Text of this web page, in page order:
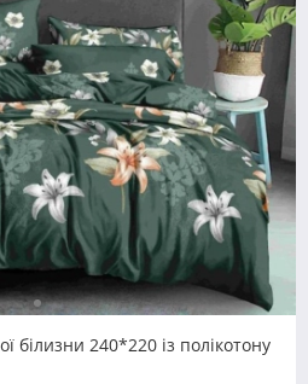
білизни 240*220 із полікотону